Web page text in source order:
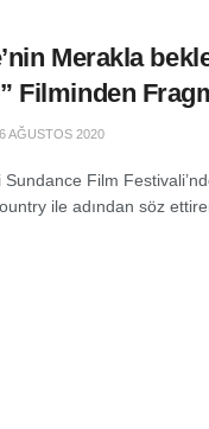
Merakla
Filminden
AĞUSTOS 2020
Film
ile adından söz